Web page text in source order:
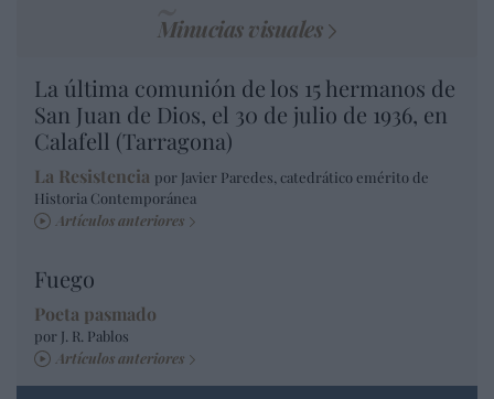
Minucias visuales
La última comunión de los 15 hermanos de
San Juan de Dios, el 30 de julio de 1936, en
Calafell (Tarragona)
La Resistencia por Javier Paredes, catedrático emérito de
Historia Contemporánea
Artículos anteriores
Fuego
Poeta pasmado
por J. R. Pablos
Artículos anteriores